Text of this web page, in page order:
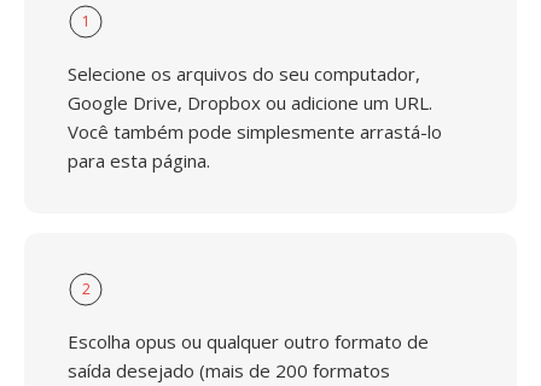
1
Selecione os arquivos do seu computador,
Google Drive, Dropbox ou adicione um URL.
Você também pode simplesmente arrastá-lo
para esta página.
2
Escolha opus ou qualquer outro formato de
saída desejado (mais de 200 formatos